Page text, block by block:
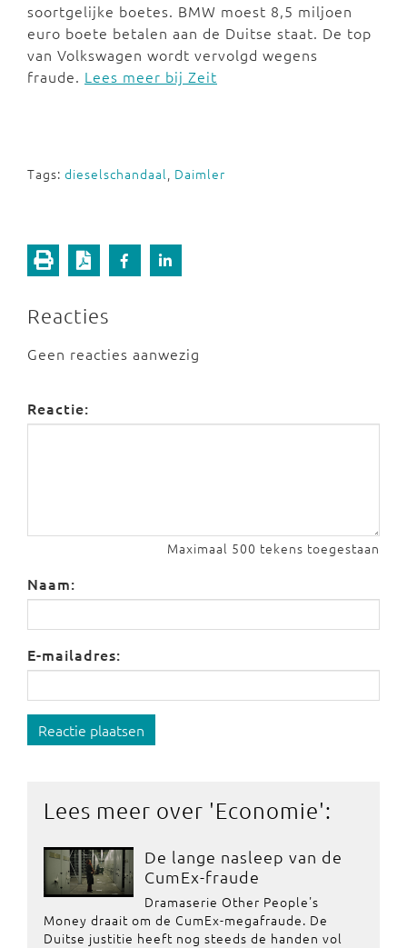
soortgelijke boetes. BMW moest 8,5 miljoen
euro boete betalen aan de Duitse staat. De top
van Volkswagen wordt vervolgd wegens
fraude. Lees meer bij Zeit
Tags: dieselschandaal, Daimler
Reacties
Geen reacties aanwezig
Reactie:
Maximaal 500 tekens toegestaan
Naam:
E-mailadres:
Reactie plaatsen
Lees meer over 'Economie':
De lange nasleep van de
CumEx-fraude
Dramaserie Other People's
Money draait om de CumEx-megafraude. De
Duitse justitie heeft nog steeds de handen vol